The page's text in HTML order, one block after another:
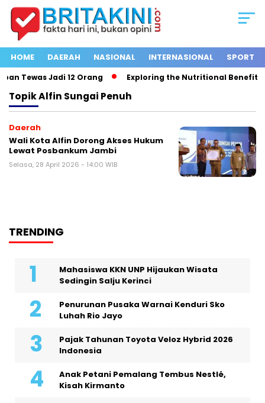
HOME DAERAH NASIONAL INTERNASIONAL SPORT
Tewas Jadi 12 Orang Exploring the Nutritional Benefits
TopikAlfin Sungai Penuh
Daerah
Wali Kota Alfin Dorong Akses Hukum
Lewat Posbankum Jambi
Selasa, 28 April 2026 - 14:00 WIB
TRENDING
Mahasiswa KKN UNP Hijaukan Wisata
Sedingin Salju Kerinci
Penurunan Pusaka Warnai Kenduri Sko
Luhah Rio Jayo
Pajak Tahunan Toyota Veloz Hybrid 2026
Indonesia
Anak Petani Pemalang Tembus Nestlé,
Kisah Kirmanto